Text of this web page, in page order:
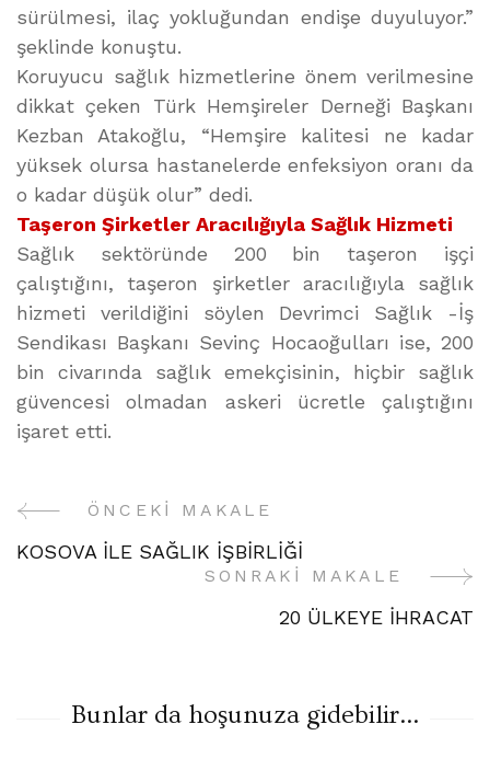
sürülmesi, ilaç yokluğundan endişe duyuluyor.”
şeklinde konuştu.
Koruyucu sağlık hizmetlerine önem verilmesine
dikkat çeken Türk Hemşireler Derneği Başkanı
Kezban Atakoğlu, “Hemşire kalitesi ne kadar
yüksek olursa hastanelerde enfeksiyon oranı da
o kadar düşük olur” dedi.
Taşeron Şirketler Aracılığıyla Sağlık Hizmeti
Sağlık sektöründe 200 bin taşeron işçi
çalıştığını, taşeron şirketler aracılığıyla sağlık
hizmeti verildiğini söylen Devrimci Sağlık -İş
Sendikası Başkanı Sevinç Hocaoğulları ise, 200
bin civarında sağlık emekçisinin, hiçbir sağlık
güvencesi olmadan askeri ücretle çalıştığını
işaret etti.
YazıÖNCEKI MAKALE
KOSOVA İLE SAĞLIK İŞBİRLİĞİ
SONRAKI MAKALE
20 ÜLKEYE İHRACAT
Bunlar da hoşunuza gidebilir...